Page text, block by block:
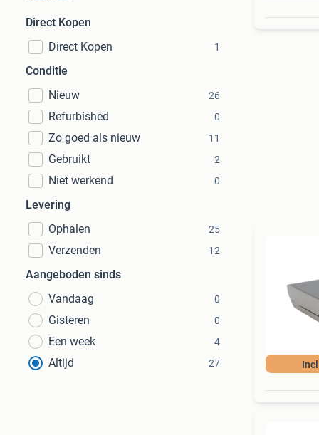
Direct Kopen
Direct Kopen
1
Conditie
Nieuw
26
Refurbished 0
Zo goed als nieuw 11
Gebruikt 2
Niet werkend 0
Levering
Ophalen
25
Verzenden 12
Aangeboden sinds
Vandaag
0
Gisteren 0
Een week 4
Altijd 27